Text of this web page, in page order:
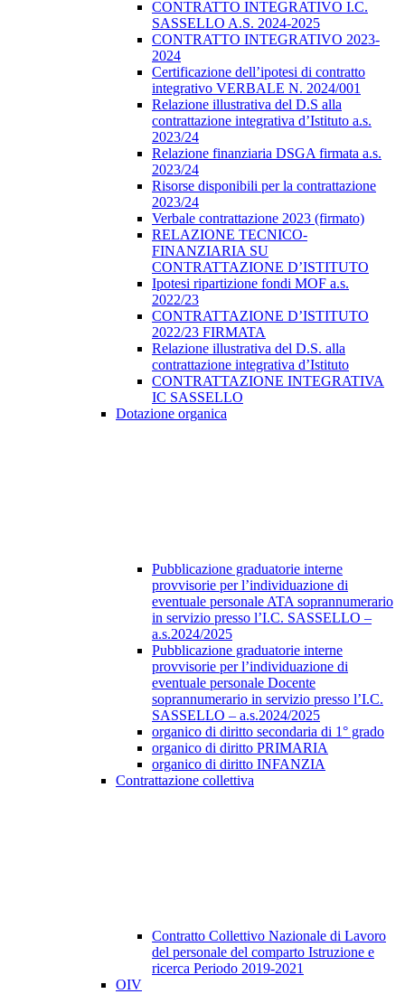
CONTRATTO INTEGRATIVO I.C.
SASSELLO A.S. 2024-2025
CONTRATTO INTEGRATIVO 2023-
2024
Certificazione dell’ipotesi di contratto
integrativo VERBALE N. 2024/001
Relazione illustrativa del D.S alla
contrattazione integrativa d’Istituto a.s.
2023/24
Relazione finanziaria DSGA firmata a.s.
2023/24
Risorse disponibili per la contrattazione
2023/24
Verbale contrattazione 2023 (firmato)
RELAZIONE TECNICO-
FINANZIARIA SU
CONTRATTAZIONE D’ISTITUTO
Ipotesi ripartizione fondi MOF a.s.
2022/23
CONTRATTAZIONE D’ISTITUTO
2022/23 FIRMATA
Relazione illustrativa del D.S. alla
contrattazione integrativa d’Istituto
CONTRATTAZIONE INTEGRATIVA
IC SASSELLO
Dotazione organica
Pubblicazione graduatorie interne
provvisorie per l’individuazione di
eventuale personale ATA soprannumerario
in servizio presso l’I.C. SASSELLO –
a.s.2024/2025
Pubblicazione graduatorie interne
provvisorie per l’individuazione di
eventuale personale Docente
soprannumerario in servizio presso l’I.C.
SASSELLO – a.s.2024/2025
organico di diritto secondaria di 1° grado
organico di diritto PRIMARIA
organico di diritto INFANZIA
Contrattazione collettiva
Contratto Collettivo Nazionale di Lavoro
del personale del comparto Istruzione e
ricerca Periodo 2019-2021
OIV